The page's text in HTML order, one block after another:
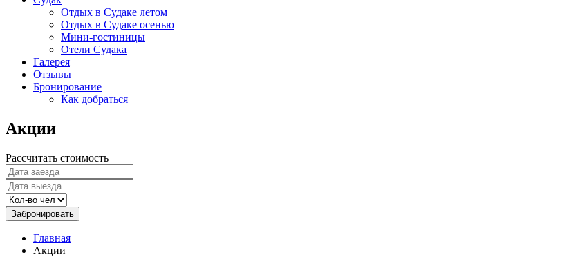
Отдых в Судаке летом
Отдых в Судаке осенью
Мини-гостиницы
Отели Судака
Галерея
Отзывы
Бронирование
Как добраться
Акции
Рассчитать стоимость
Забронировать
Главная
Акции